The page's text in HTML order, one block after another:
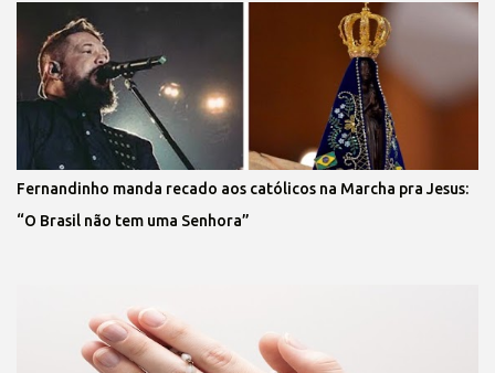
Fernandinho manda recado aos católicos na Marcha pra Jesus:
“O Brasil não tem uma Senhora”